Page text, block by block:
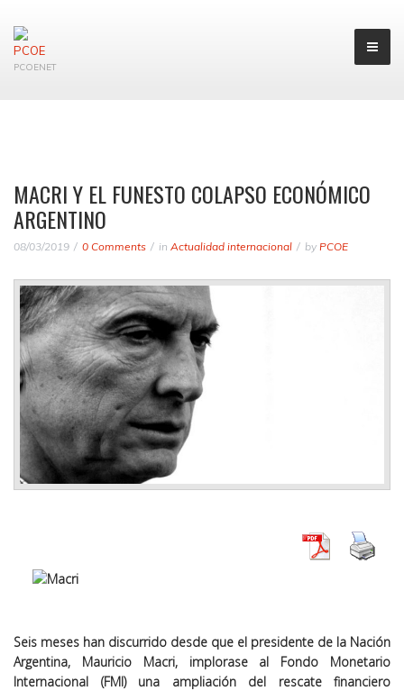
PCOENET
MACRI Y EL FUNESTO COLAPSO ECONÓMICO
ARGENTINO
08/03/2019 0 Comments in Actualidad internacional by PCOE
Seis meses han discurrido desde que el presidente de la Nación
Argentina, Mauricio Macri, implorase al Fondo Monetario
Internacional (FMI) una ampliación del rescate financiero